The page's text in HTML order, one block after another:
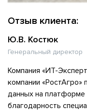
Отзыв клиента:
Ю.В. Костюк
Генеральный директор
Компания «ИТ-
компании «РостАгро»
данных на платформе
благодарность